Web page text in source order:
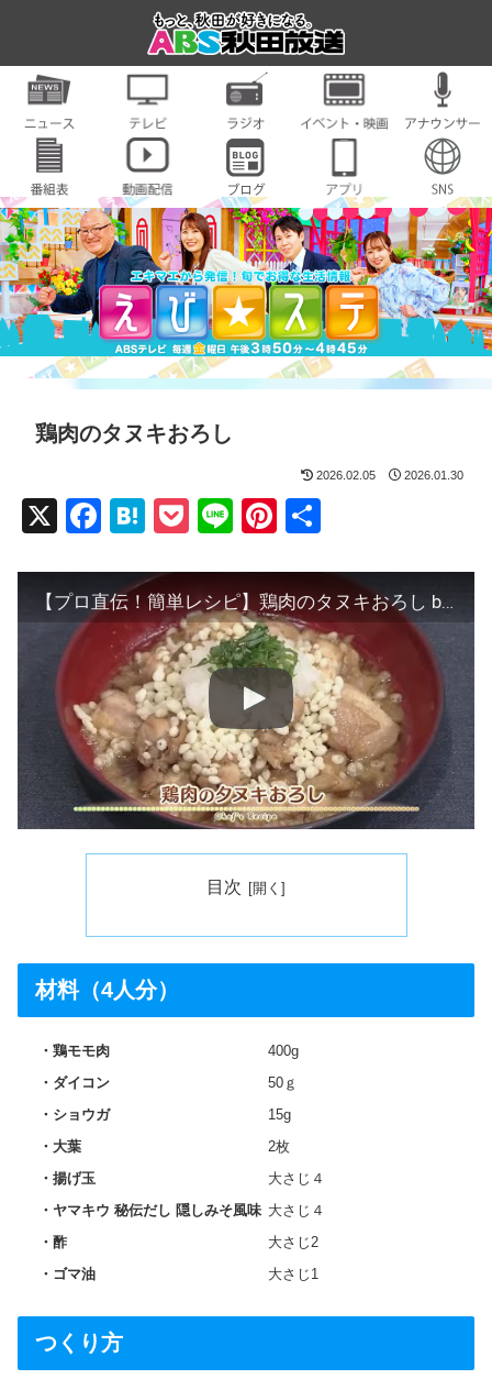
鶏肉のタヌキおろし
2026.02.05 2026.01.30
X
F
c
e
b
o
o
k
H
e
n
a
P
ck
et
Li
e
Pi
er
e
st
【プロ直伝！簡単レシピ】鶏肉のタヌキおろし by 桜庭みさお
目次
材料（4人分）
鶏モモ肉
400g
ダイコン
50ｇ
ショウガ
15g
大葉
2枚
揚げ玉
大さじ４
ヤマキウ 秘伝だし 隠しみそ風味 大さじ４
酢
大さじ2
ゴマ油
大さじ1
つくり方